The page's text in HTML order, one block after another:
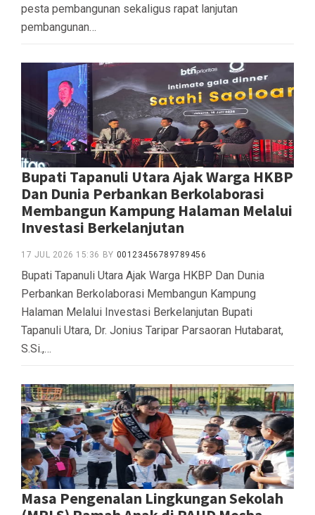
pesta pembangunan sekaligus rapat lanjutan
pembangunan…
Bupati Tapanuli Utara Ajak Warga HKBP
Dan Dunia Perbankan Berkolaborasi
Membangun Kampung Halaman Melalui
Investasi Berkelanjutan
17 JUL 2026 15:36 BY 00123456789789456
Bupati Tapanuli Utara Ajak Warga HKBP Dan Dunia
Perbankan Berkolaborasi Membangun Kampung
Halaman Melalui Investasi Berkelanjutan Bupati
Tapanuli Utara, Dr. Jonius Taripar Parsaoran Hutabarat,
S.Si.,…
Masa Pengenalan Lingkungan Sekolah